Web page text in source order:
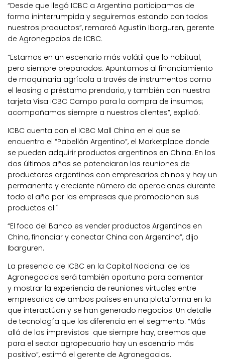
“Desde que llegó ICBC a Argentina participamos de
forma ininterrumpida y seguiremos estando con todos
nuestros productos”, remarcó Agustín Ibarguren, gerente
de Agronegocios de ICBC.
“Estamos en un escenario más volátil que lo habitual,
pero siempre preparados. Apuntamos al financiamiento
de maquinaria agrícola a través de instrumentos como
el leasing o préstamo prendario, y también con nuestra
tarjeta Visa ICBC Campo para la compra de insumos;
acompañamos siempre a nuestros clientes”, explicó.
ICBC cuenta con el ICBC Mall China en el que se
encuentra el “Pabellón Argentino”, el Marketplace donde
se pueden adquirir productos argentinos en China. En los
dos últimos años se potenciaron las reuniones de
productores argentinos con empresarios chinos y hay un
permanente y creciente número de operaciones durante
todo el año por las empresas que promocionan sus
productos allí.
“El foco del Banco es vender productos Argentinos en
China, financiar y conectar China con Argentina”, dijo
Ibarguren.
La presencia de ICBC en la Capital Nacional de los
Agronegocios será también oportuna para comentar
y mostrar la experiencia de reuniones virtuales entre
empresarios de ambos países en una plataforma en la
que interactúan y se han generado negocios. Un detalle
de tecnología que los diferencia en el segmento. “Más
allá de los imprevistos que siempre hay, creemos que
para el sector agropecuario hay un escenario más
positivo”, estimó el gerente de Agronegocios.